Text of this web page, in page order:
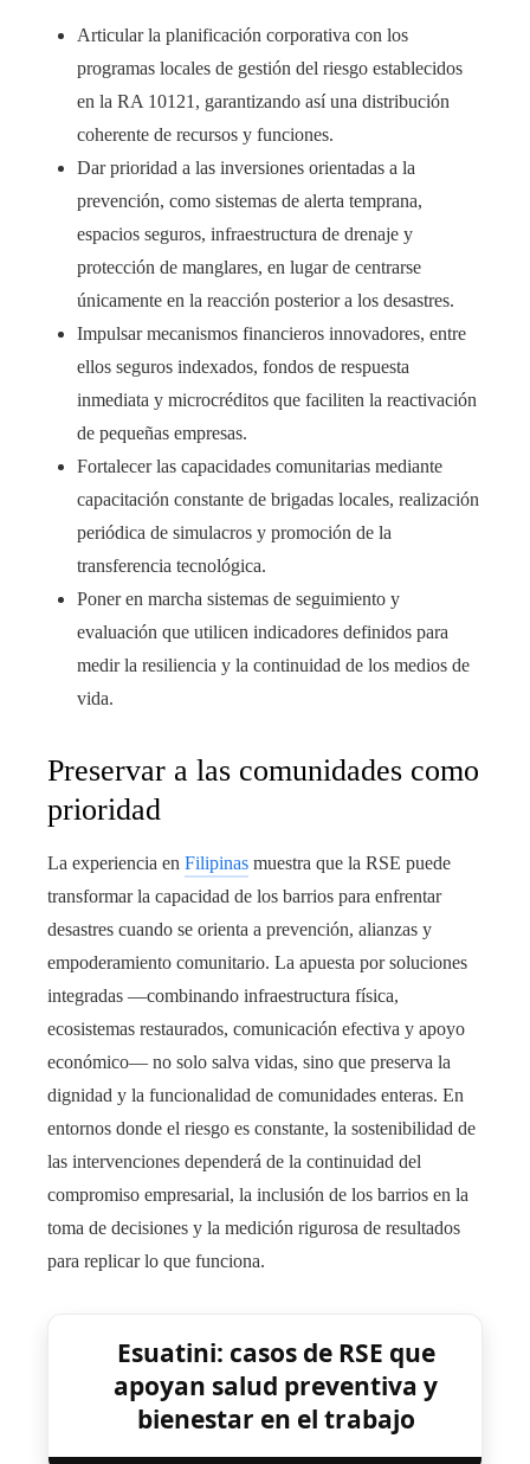
Articular la planificación corporativa con los
programas locales de gestión del riesgo establecidos
en la RA 10121, garantizando así una distribución
coherente de recursos y funciones.
Dar prioridad a las inversiones orientadas a la
prevención, como sistemas de alerta temprana,
espacios seguros, infraestructura de drenaje y
protección de manglares, en lugar de centrarse
únicamente en la reacción posterior a los desastres.
Impulsar mecanismos financieros innovadores, entre
ellos seguros indexados, fondos de respuesta
inmediata y microcréditos que faciliten la reactivación
de pequeñas empresas.
Fortalecer las capacidades comunitarias mediante
capacitación constante de brigadas locales, realización
periódica de simulacros y promoción de la
transferencia tecnológica.
Poner en marcha sistemas de seguimiento y
evaluación que utilicen indicadores definidos para
medir la resiliencia y la continuidad de los medios de
vida.
Preservar a las comunidades como
prioridad
La experiencia en Filipinas muestra que la RSE puede
transformar la capacidad de los barrios para enfrentar
desastres cuando se orienta a prevención, alianzas y
empoderamiento comunitario. La apuesta por soluciones
integradas —combinando infraestructura física,
ecosistemas restaurados, comunicación efectiva y apoyo
económico— no solo salva vidas, sino que preserva la
dignidad y la funcionalidad de comunidades enteras. En
entornos donde el riesgo es constante, la sostenibilidad de
las intervenciones dependerá de la continuidad del
compromiso empresarial, la inclusión de los barrios en la
toma de decisiones y la medición rigurosa de resultados
para replicar lo que funciona.
Esuatini: casos de RSE que
apoyan salud preventiva y
bienestar en el trabajo